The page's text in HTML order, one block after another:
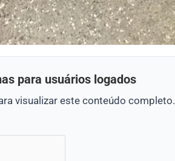
para usuários logados
visualizar este conteúdo completo.